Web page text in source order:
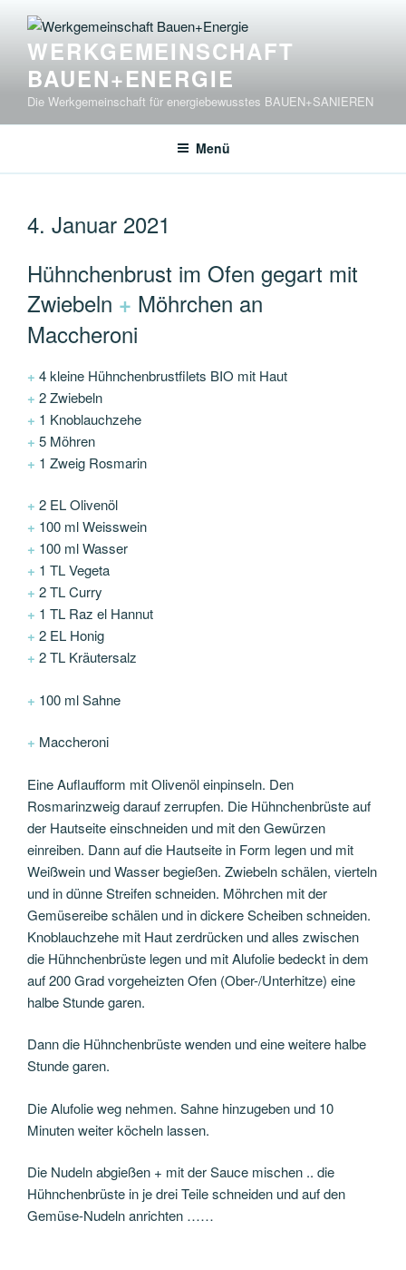
Inhalt
springenWERKGEMEINSCHAFT
BAUEN+ENERGIE
Die Werkgemeinschaft für energiebewusstes BAUEN+SANIEREN
Menü
4. Januar 2021
Hühnchenbrust im Ofen gegart mit
Zwiebeln + Möhrchen an
Maccheroni
+ 4 kleine Hühnchenbrustfilets BIO mit Haut
+ 2 Zwiebeln
+ 1 Knoblauchzehe
+ 5 Möhren
+ 1 Zweig Rosmarin
+ 2 EL Olivenöl
+ 100 ml Weisswein
+ 100 ml Wasser
+ 1 TL Vegeta
+ 2 TL Curry
+ 1 TL Raz el Hannut
+ 2 EL Honig
+ 2 TL Kräutersalz
+ 100 ml Sahne
+ Maccheroni
Eine Auflaufform mit Olivenöl einpinseln. Den
Rosmarinzweig darauf zerrupfen. Die Hühnchenbrüste auf
der Hautseite einschneiden und mit den Gewürzen
einreiben. Dann auf die Hautseite in Form legen und mit
Weißwein und Wasser begießen. Zwiebeln schälen, vierteln
und in dünne Streifen schneiden. Möhrchen mit der
Gemüsereibe schälen und in dickere Scheiben schneiden.
Knoblauchzehe mit Haut zerdrücken und alles zwischen
die Hühnchenbrüste legen und mit Alufolie bedeckt in dem
auf 200 Grad vorgeheizten Ofen (Ober-/Unterhitze) eine
halbe Stunde garen.
Dann die Hühnchenbrüste wenden und eine weitere halbe
Stunde garen.
Die Alufolie weg nehmen. Sahne hinzugeben und 10
Minuten weiter köcheln lassen.
Die Nudeln abgießen + mit der Sauce mischen .. die
Hühnchenbrüste in je drei Teile schneiden und auf den
Gemüse-Nudeln anrichten ……